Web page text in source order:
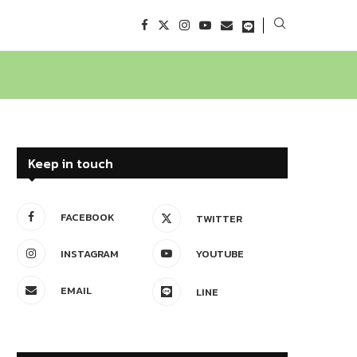
Keep in touch
FACEBOOK TWITTER
INSTAGRAM YOUTUBE
EMAIL LINE